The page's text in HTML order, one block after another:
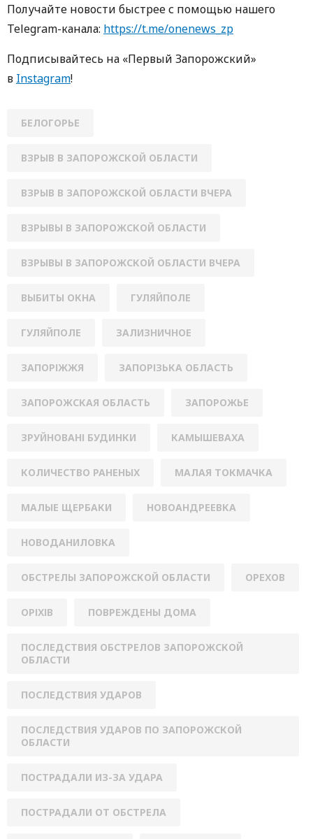
Получайте новости быстрее с помощью нашего
Telegram-канала: https://t.me/onenews_zp
Подписывайтесь на «Первый Запорожский»
в Instagram!
БЕЛОГОРЬЕ
ВЗРЫВ В ЗАПОРОЖСКОЙ ОБЛАСТИ
ВЗРЫВ В ЗАПОРОЖСКОЙ ОБЛАСТИ ВЧЕРА
ВЗРЫВЫ В ЗАПОРОЖСКОЙ ОБЛАСТИ
ВЗРЫВЫ В ЗАПОРОЖСКОЙ ОБЛАСТИ ВЧЕРА
ВЫБИТЫ ОКНА ГУЛЯЙПОЛЕ
ГУЛЯЙПОЛЕ ЗАЛИЗНИЧНОЕ
ЗАПОРІЖЖЯ ЗАПОРІЗЬКА ОБЛАСТЬ
ЗАПОРОЖСКАЯ ОБЛАСТЬ ЗАПОРОЖЬЕ
ЗРУЙНОВАНІ БУДИНКИ КАМЫШЕВАХА
КОЛИЧЕСТВО РАНЕНЫХ МАЛАЯ ТОКМАЧКА
МАЛЫЕ ЩЕРБАКИ НОВОАНДРЕЕВКА
НОВОДАНИЛОВКА
ОБСТРЕЛЫ ЗАПОРОЖСКОЙ ОБЛАСТИ ОРЕХОВ
ОРІХІВ ПОВРЕЖДЕНЫ ДОМА
ПОСЛЕДСТВИЯ ОБСТРЕЛОВ ЗАПОРОЖСКОЙ
ОБЛАСТИ
ПОСЛЕДСТВИЯ УДАРОВ
ПОСЛЕДСТВИЯ УДАРОВ ПО ЗАПОРОЖСКОЙ
ОБЛАСТИ
ПОСТРАДАЛИ ИЗ-ЗА УДАРА
ПОСТРАДАЛИ ОТ ОБСТРЕЛА